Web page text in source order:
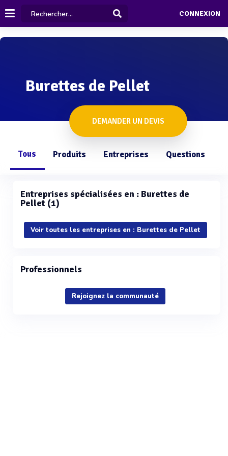
CONNEXION
Burettes de Pellet
DEMANDER UN DEVIS
Tous Produits Entreprises Questions
Entreprises spécialisées en : Burettes de
Pellet (1)
Voir toutes les entreprises en : Burettes de Pellet
Professionnels
Rejoignez la communauté